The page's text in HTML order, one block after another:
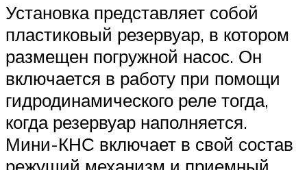
Установка представляет собой
пластиковый резервуар, в котором
размещен погружной насос. Он
включается в работу при помощи
гидродинамического реле тогда,
когда резервуар наполняется.
Мини-КНС включает в свой состав
режущий механизм и приемный